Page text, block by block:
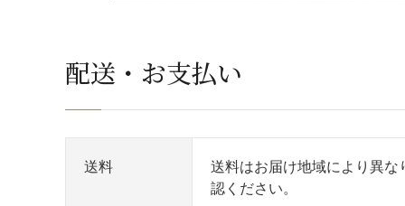
配送・お支払い
送料
送料はお届け地域により異な
認ください。